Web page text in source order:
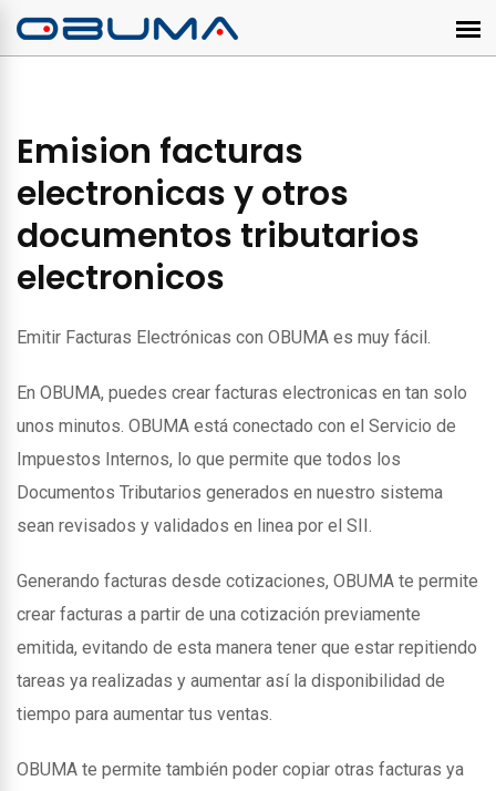
Emision facturas
electronicas y otros
documentos tributarios
electronicos
Emitir Facturas Electrónicas con OBUMA es muy fácil.
En OBUMA, puedes crear facturas electronicas en tan solo
unos minutos. OBUMA está conectado con el Servicio de
Impuestos Internos, lo que permite que todos los
Documentos Tributarios generados en nuestro sistema
sean revisados y validados en linea por el SII.
Generando facturas desde cotizaciones, OBUMA te permite
crear facturas a partir de una cotización previamente
emitida, evitando de esta manera tener que estar repitiendo
tareas ya realizadas y aumentar así la disponibilidad de
tiempo para aumentar tus ventas.
OBUMA te permite también poder copiar otras facturas ya